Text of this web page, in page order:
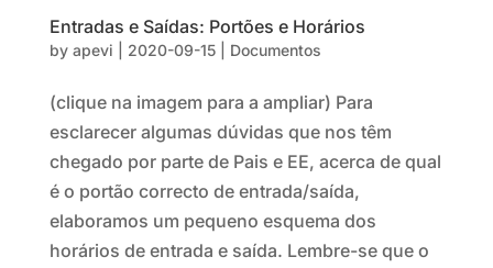
Entradas e Saídas: Portões e Horários
by apevi 2020-09-15| Documentos
(clique na imagem para a ampliar) Para
esclarecer algumas dúvidas que nos têm
chegado por parte de Pais e EE, acerca de qual
é o portão correcto de entrada/saída,
elaboramos um pequeno esquema dos
horários de entrada e saída. Lembre-se que o